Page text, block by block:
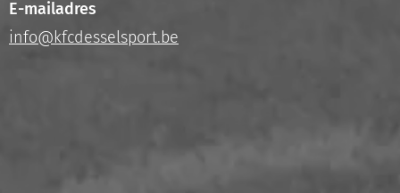
E-mailadres
info@kfcdesselsport.be